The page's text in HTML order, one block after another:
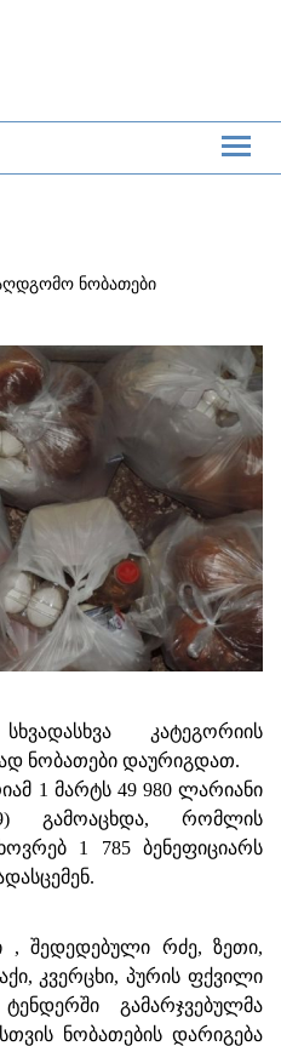
ნობათები
კატეგორიის
ნობათები დაურიგდათ.
1 მარტს 49 980 ლარიანი
გამოაცხდა, რომლის
1 785 ბენეფიციარს
, შედედებული რძე, ზეთი,
კვერცხი, პურის ფქვილი
გამარჯვებულმა
ნობათების დარიგება